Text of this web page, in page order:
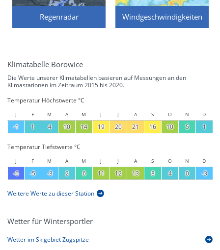
Regenradar Windgeschwindigkeiten
Klimatabelle Borowice
Die Werte unserer Klimatabellen basieren auf Messungen an den
Klimastationen im Zeitraum 2015 bis 2020.
Temperatur Höchstwerte °C
J F M A M J J A S O N D
-1 1 4 10 14 19 20 21 16 10 5 1
Temperatur Tiefstwerte °C
J F M A M J J A S O N D
-6 -5 -3 2 6 11 12 13 8 4 0 -3
Weitere Werte zu dieser Station
Wetter für Wintersportler
Wetter im Skigebiet Zugspitze